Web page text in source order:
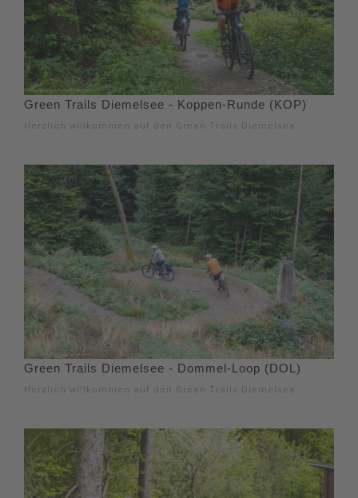
Green Trails Diemelsee - Koppen-Runde (KOP)
Herzlich willkommen auf den Green Trails Diemelsee.
Green Trails Diemelsee - Dommel-Loop (DOL)
Herzlich willkommen auf den Green Trails Diemelsee.